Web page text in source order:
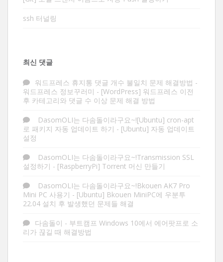
ssh 터널링
최신 댓글
워드프레스 휴지통 댓글 개수 불일치 문제 해결방법 -
워드프레스 정보꾸러미 - [WordPress] 워드프레스 이전
후 카테고리와 댓글 수 이상 문제 해결 방법
DasomOLI는 다솜돌이라구요~![Ubuntu] cron-apt
로 패키지 자동 업데이트 하기 - [Ubuntu] 자동 업데이트
설정
DasomOLI는 다솜돌이라구요~!Transmission SSL
설정하기 - [RaspberryPi] Torrent 머신 만들기
DasomOLI는 다솜돌이라구요~!Bkouen AK7 Pro
Mini PC 사용기 - [Ubuntu] Bkouen MiniPC에 우분투
22.04 설치 후 발생했던 문제들 해결
다솜돌이 - 부트캠프 Windows 10에서 에어팟프로 소
리가 끊길 때 해결방법